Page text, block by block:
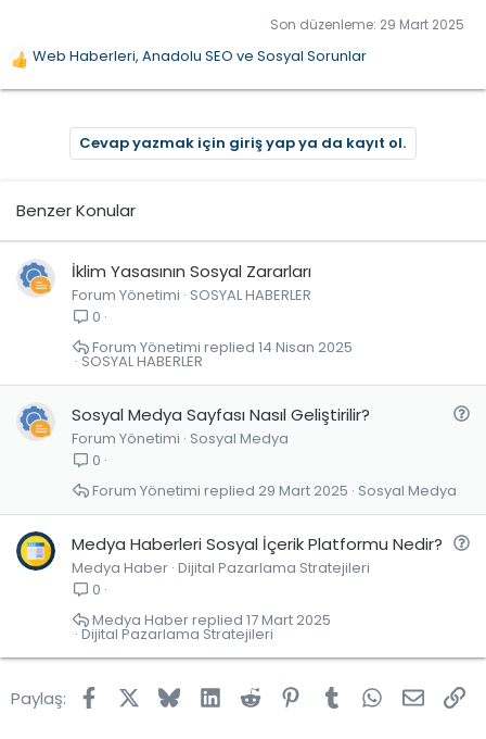
Son düzenleme: 29 Mart 2025
T
e
:
Web Haberleri, Anadolu SEO ve Sosyal Sorunlar
Cevap yazmak için giriş yap ya da kayıt ol.
Benzer Konular
İklim Yasasının Sosyal Zararları
Forum Yönetimi SOSYAL HABERLER
0
SOSYAL HABERLER
14 Nisan 2025
Forum Yönetimi
S
Sosyal Medya Sayfası Nasıl Geliştirilir?
Forum Yönetimi Sosyal Medya
0
Sosyal Medya
29 Mart 2025
Forum Yönetimi
S
Medya Haberleri Sosyal İçerik Platformu Nedir?
Medya Haber Dijital Pazarlama Stratejileri
0
Dijital Pazarlama Stratejileri
17 Mart 2025
Medya Haber
Paylaş: FacebookBlueskyLinkedInReddit Pinterest
Tumblr WhatsApp
E-